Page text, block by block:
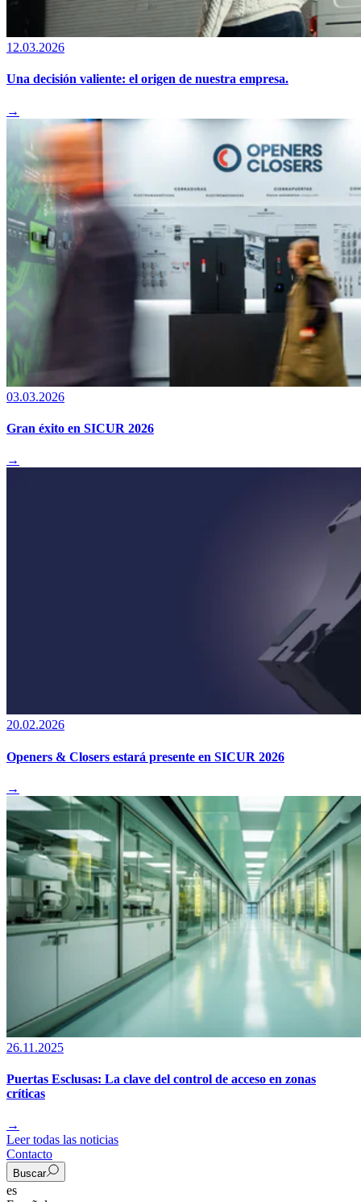
12.03.2026
Una decisión valiente: el origen de nuestra empresa.
→
03.03.2026
Gran éxito en SICUR 2026
→
20.02.2026
Openers & Closers estará presente en SICUR 2026
→
26.11.2025
Puertas Esclusas: La clave del control de acceso en zonas
críticas
→
Leer todas las noticias
Contacto
Buscar
es